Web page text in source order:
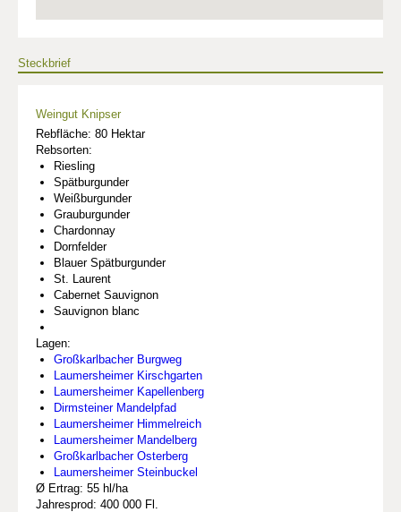
Steckbrief
Weingut Knipser
Rebfläche: 80 Hektar
Rebsorten:
Riesling
Spätburgunder
Weißburgunder
Grauburgunder
Chardonnay
Dornfelder
Blauer Spätburgunder
St. Laurent
Cabernet Sauvignon
Sauvignon blanc
Lagen:
Großkarlbacher Burgweg
Laumersheimer Kirschgarten
Laumersheimer Kapellenberg
Dirmsteiner Mandelpfad
Laumersheimer Himmelreich
Laumersheimer Mandelberg
Großkarlbacher Osterberg
Laumersheimer Steinbuckel
Ø Ertrag: 55 hl/ha
Jahresprod: 400 000 Fl.